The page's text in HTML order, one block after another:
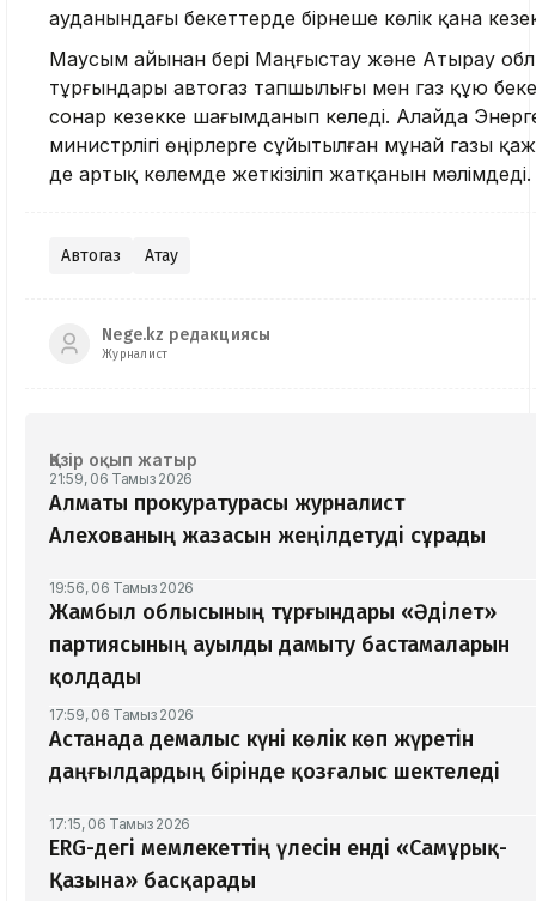
ауданындағы бекеттерде бірнеше көлік қана
Маусым айынан бері Маңғыстау және Атырау
тұрғындары автогаз тапшылығы мен газ құю
сонар кезекке шағымданып келеді. Алайда
министрлігі өңірлерге сұйытылған мұнай газы
де артық көлемде жеткізіліп жатқанын мәлімдеді.
Автогаз Ақтау
Nege.kz редакциясы
Журналист
Қазір оқып жатыр
21:59, 06 Тамыз 2026
Алматы прокуратурасы журналист
Алехованың жазасын жеңілдетуді сұрады
19:56, 06 Тамыз 2026
Жамбыл облысының тұрғындары «Әділет»
партиясының ауылды дамыту бастамаларын
қолдады
17:59, 06 Тамыз 2026
Астанада демалыс күні көлік көп жүретін
даңғылдардың бірінде қозғалыс шектеледі
17:15, 06 Тамыз 2026
ERG-дегі мемлекеттің үлесін енді «Самұрық-
Қазына» басқарады